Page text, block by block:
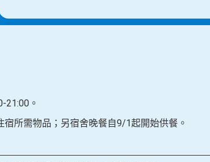
21:00。
所需物品；另宿舍晚餐自9/1起開始供餐。